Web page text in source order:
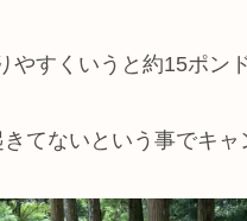
やすくいうと約15ポン
てないという事でキ